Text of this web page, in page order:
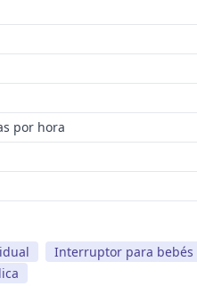
por hora
Interruptor para bebés